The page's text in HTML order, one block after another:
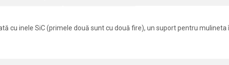
cu inele SiC (primele două sunt cu două fire), un suport pentru